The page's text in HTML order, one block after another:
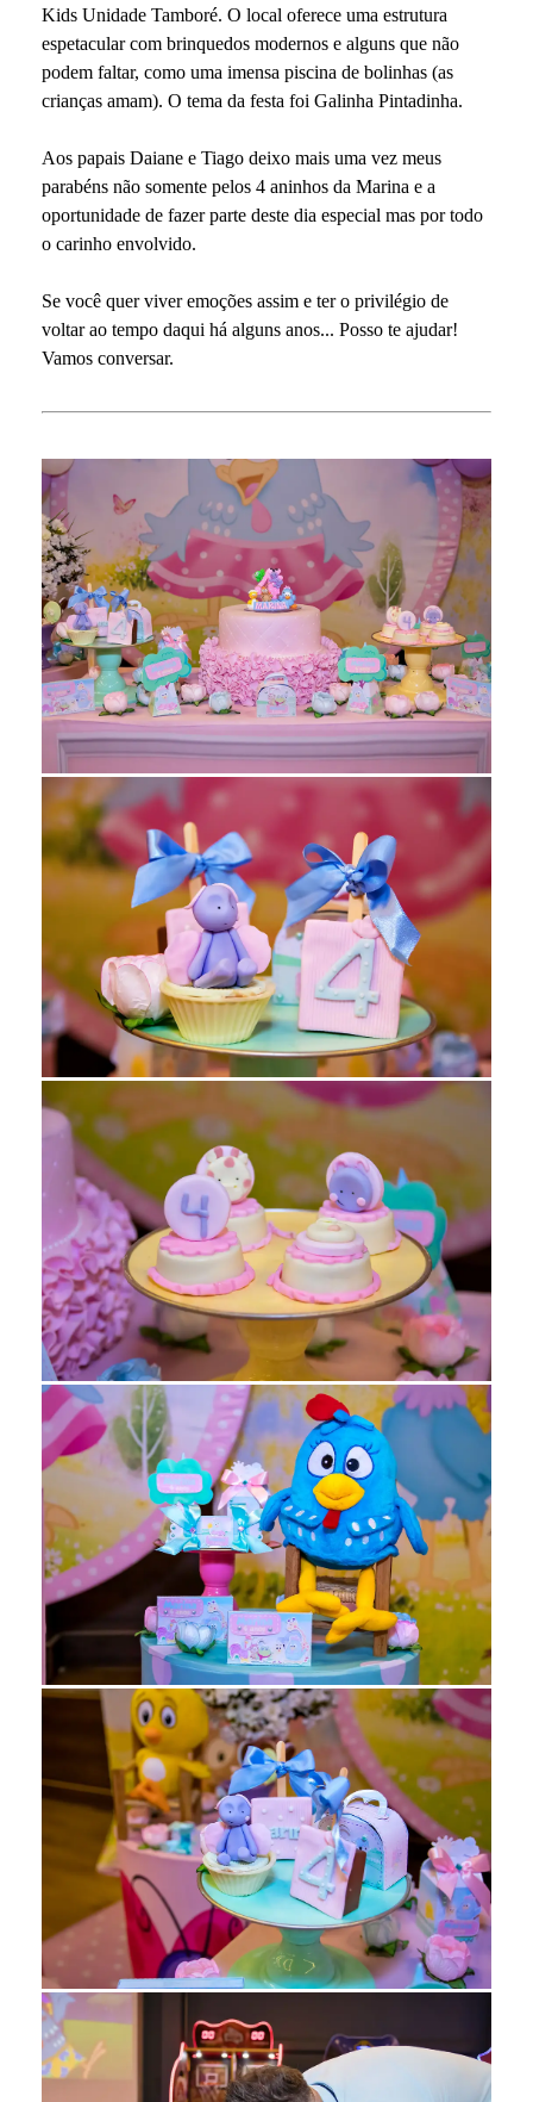
Kids Unidade Tamboré. O local oferece uma estrutura
espetacular com brinquedos modernos e alguns que não
podem faltar, como uma imensa piscina de bolinhas (as
crianças amam). O tema da festa foi Galinha Pintadinha.
Aos papais Daiane e Tiago deixo mais uma vez meus
parabéns não somente pelos 4 aninhos da Marina e a
oportunidade de fazer parte deste dia especial mas por todo
o carinho envolvido.
Se você quer viver emoções assim e ter o privilégio de
voltar ao tempo daqui há alguns anos... Posso te ajudar!
Vamos conversar.